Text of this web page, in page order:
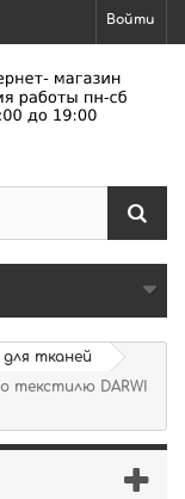
Войти
тканей
текстилю DARWI